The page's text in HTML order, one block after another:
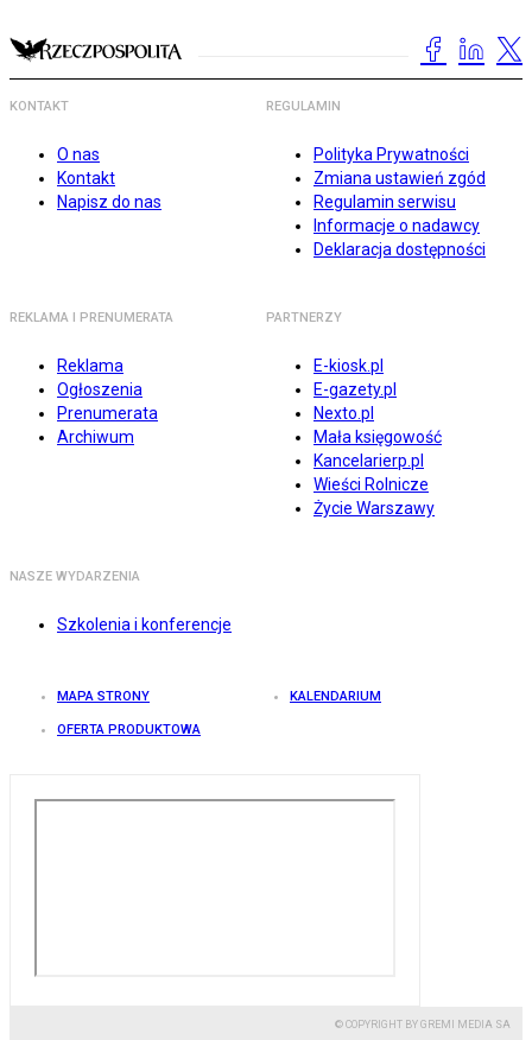
KONTAKT
O nas
Kontakt
Napisz do nas
REGULAMIN
Polityka Prywatności
Zmiana ustawień zgód
Regulamin serwisu
Informacje o nadawcy
Deklaracja dostępności
REKLAMA I PRENUMERATA
Reklama
Ogłoszenia
Prenumerata
Archiwum
PARTNERZY
E-kiosk.pl
E-gazety.pl
Nexto.pl
Mała księgowość
Kancelarierp.pl
Wieści Rolnicze
Życie Warszawy
NASZE WYDARZENIA
Szkolenia i konferencje
MAPA STRONY KALENDARIUM
OFERTA PRODUKTOWA
© COPYRIGHT BY GREMI MEDIA SA